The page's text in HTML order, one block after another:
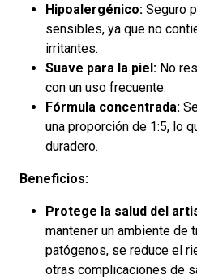
Hipoalergénico: Seguro
sensibles, ya que no
irritantes.
Suave para la piel: No
con un uso frecuente.
Fórmula concentrada:
una proporción de 1:5, lo
duradero.
Beneficios:
Protege la salud del
mantener un ambiente de
patógenos, se reduce el
otras complicaciones de